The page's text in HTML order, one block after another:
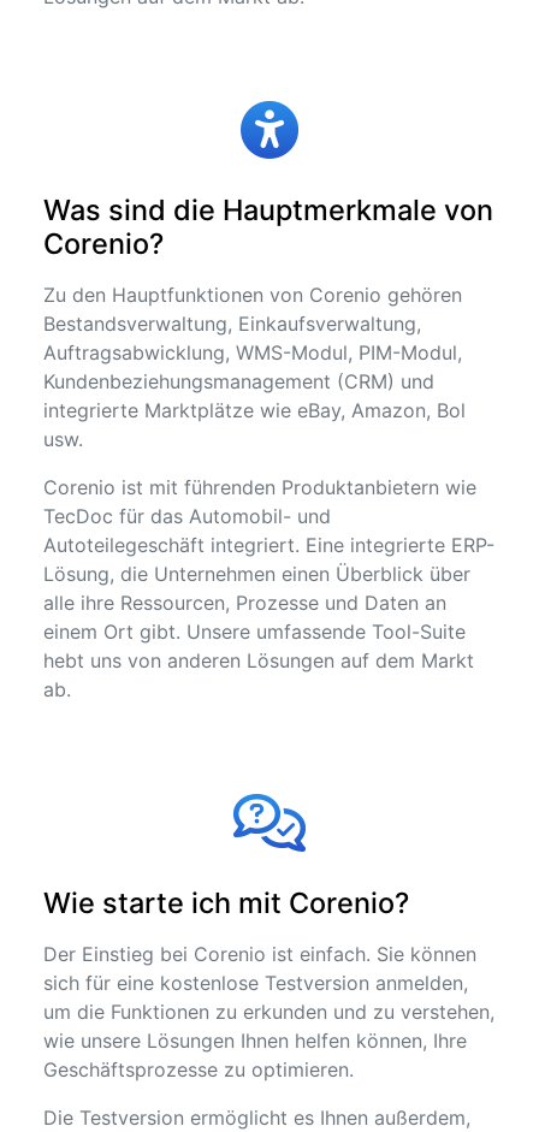
Was sind die Hauptmerkmale von
Corenio?
Zu den Hauptfunktionen von Corenio gehören
Bestandsverwaltung, Einkaufsverwaltung,
Auftragsabwicklung, WMS-Modul, PIM-Modul,
Kundenbeziehungsmanagement (CRM) und
integrierte Marktplätze wie eBay, Amazon, Bol
usw.
Corenio ist mit führenden Produktanbietern wie
TecDoc für das Automobil- und
Autoteilegeschäft integriert. Eine integrierte ERP-
Lösung, die Unternehmen einen Überblick über
alle ihre Ressourcen, Prozesse und Daten an
einem Ort gibt. Unsere umfassende Tool-Suite
hebt uns von anderen Lösungen auf dem Markt
ab.
Wie starte ich mit Corenio?
Der Einstieg bei Corenio ist einfach. Sie können
sich für eine kostenlose Testversion anmelden,
um die Funktionen zu erkunden und zu verstehen,
wie unsere Lösungen Ihnen helfen können, Ihre
Geschäftsprozesse zu optimieren.
Die Testversion ermöglicht es Ihnen außerdem,